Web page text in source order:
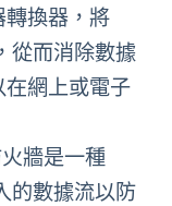
轉換器，將
從而消除數據
網上或電子
牆是一種
的數據流以防